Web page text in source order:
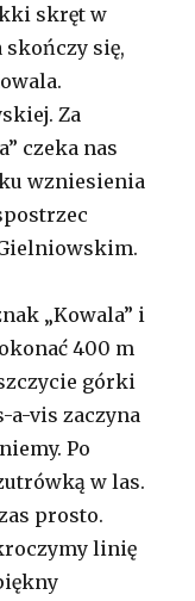
skręt w
się,
Za
czeka nas
wzniesienia
„Kowala” i
400 m
górki
a-vis zaczyna
Po
w las.
prosto.
linię